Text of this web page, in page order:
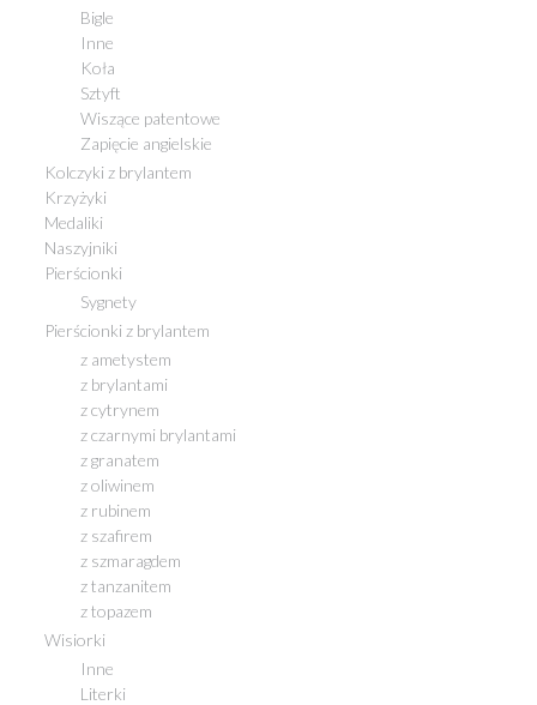
Bigle
Inne
Koła
Sztyft
Wiszące patentowe
Zapięcie angielskie
Kolczyki z brylantem
Krzyżyki
Medaliki
Naszyjniki
Pierścionki
Sygnety
Pierścionki z brylantem
z ametystem
z brylantami
z cytrynem
z czarnymi brylantami
z granatem
z oliwinem
z rubinem
z szafirem
z szmaragdem
z tanzanitem
z topazem
Wisiorki
Inne
Literki